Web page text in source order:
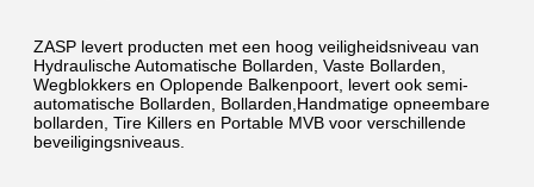
ZASP levert producten met een hoog veiligheidsniveau van
Hydraulische Automatische Bollarden, Vaste Bollarden,
Wegblokkers en Oplopende Balkenpoort, levert ook semi-
automatische Bollarden, Bollarden,Handmatige opneembare
bollarden, Tire Killers en Portable MVB voor verschillende
beveiligingsniveaus.